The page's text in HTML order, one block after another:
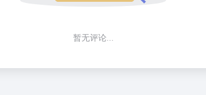
暂无评论...